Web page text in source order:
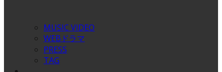
MUSIC VIDEO
WEBドラマ
PRESS
TAG